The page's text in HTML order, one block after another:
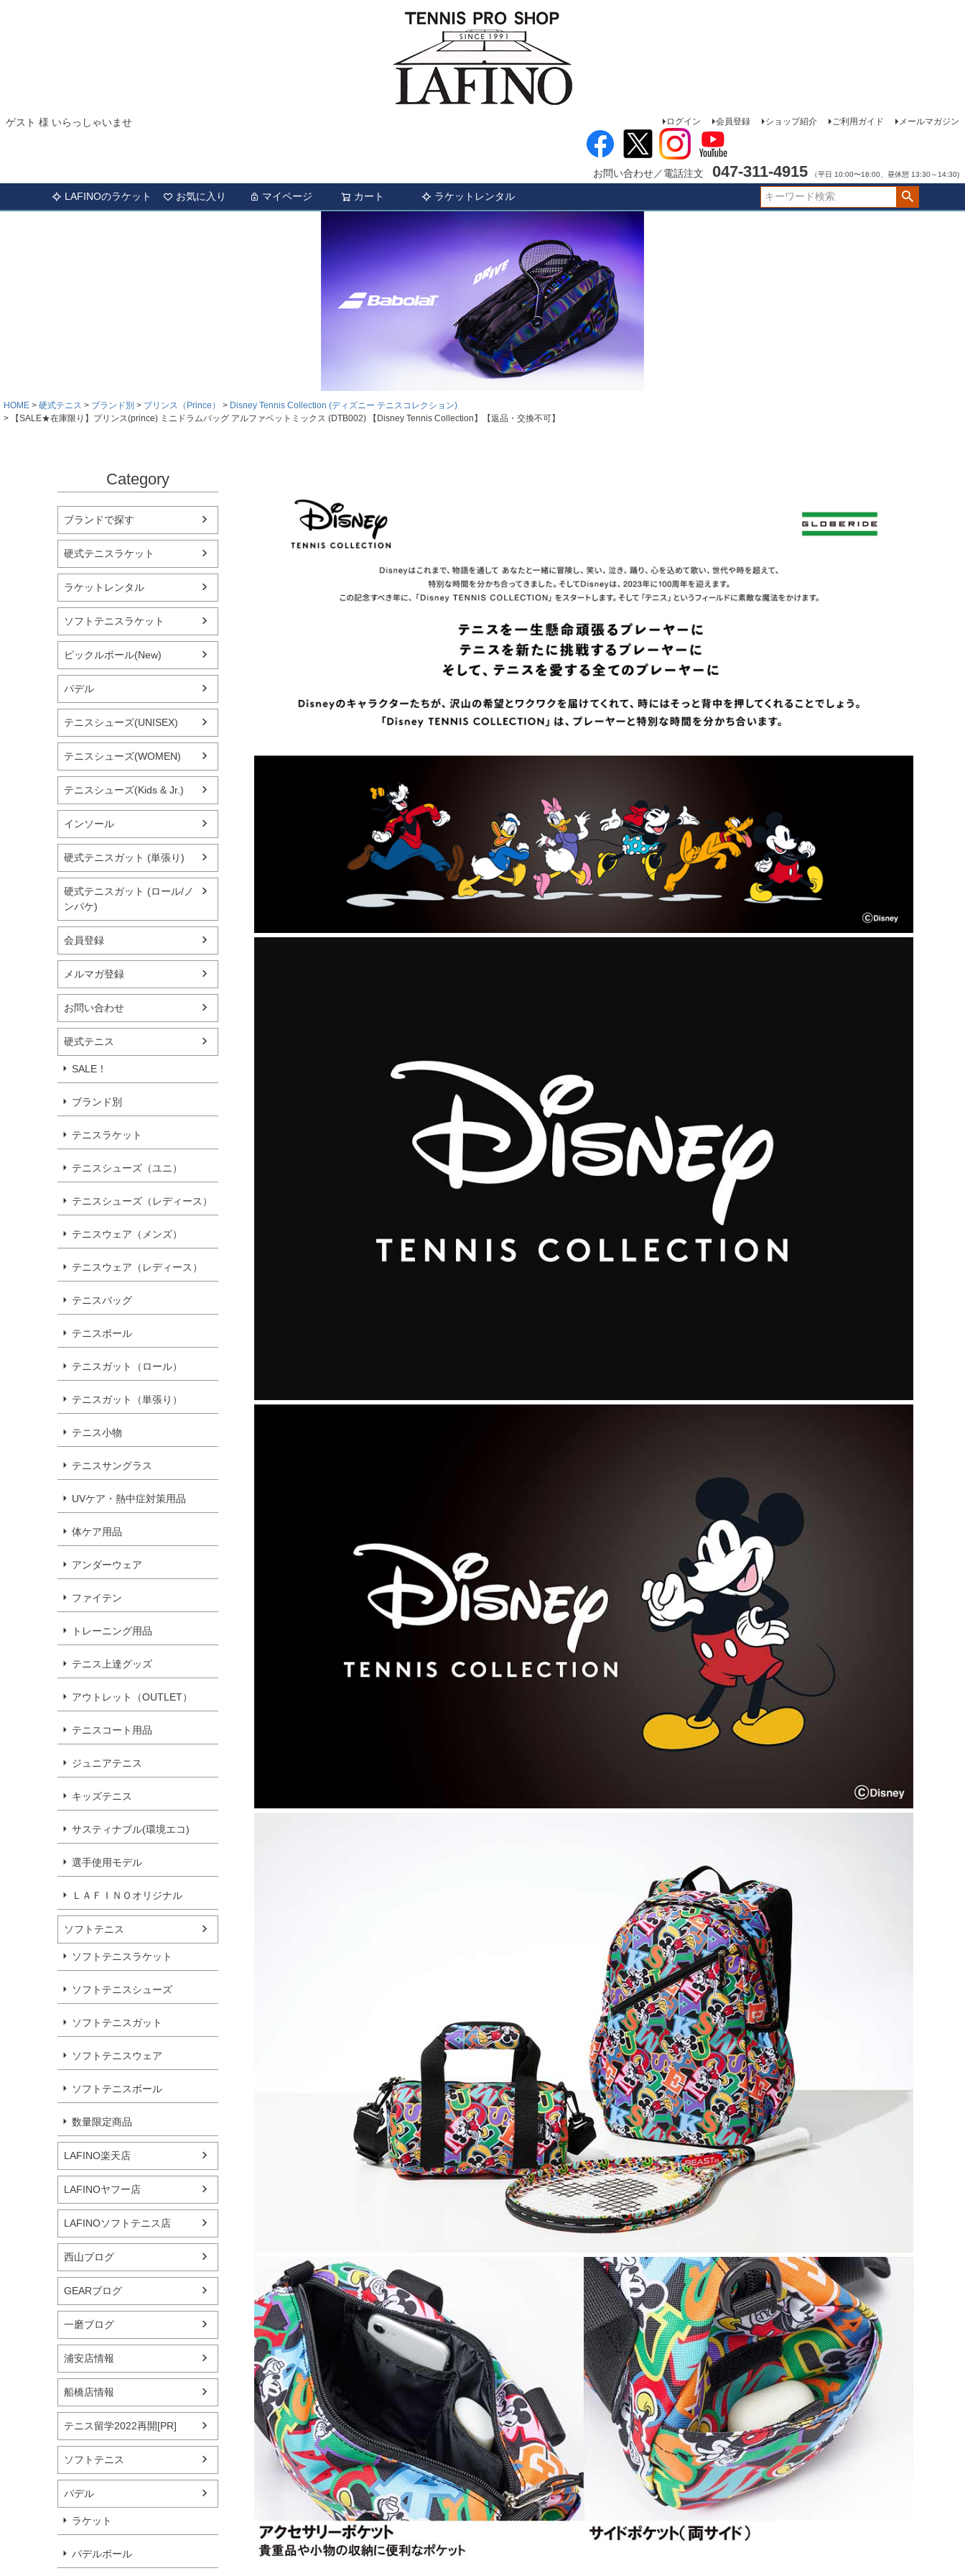
ゲスト 様 いらっしゃいませ ログイン 会員登録 ショップ紹介 ご利用ガイド メールマガジン
お問い合わせ／電話注文 047-311-4915 （平日 10:00〜18:00、昼休憩 13:30～14:30)
LAFINOのラケット お気に入り マイページ カート ラケットレンタル
HOME 硬式テニス ブランド別 プリンス（Prince）
Disney Tennis Collection (ディズニー テニスコレクション)
【SALE★在庫限り】プリンス(prince) ミニドラムバッグ アルファベットミックス (DTB002) 【Disney Tennis Collection】【返品・交換不可】
Category
ブランドで探す
硬式テニスラケット
ラケットレンタル
ソフトテニスラケット
ピックルボール(New)
パデル
テニスシューズ(UNISEX)
テニスシューズ(WOMEN)
テニスシューズ(Kids & Jr.)
インソール
硬式テニスガット (単張り)
硬式テニスガット (ロール/ノ
ンパケ)
会員登録
メルマガ登録
お問い合わせ
硬式テニス
SALE！
ブランド別
テニスラケット
テニスシューズ（ユニ）
テニスシューズ（レディース）
テニスウェア（メンズ）
テニスウェア（レディース）
テニスバッグ
テニスボール
テニスガット（ロール）
テニスガット（単張り）
テニス小物
テニスサングラス
UVケア・熱中症対策用品
体ケア用品
アンダーウェア
ファイテン
トレーニング用品
テニス上達グッズ
アウトレット（OUTLET）
テニスコート用品
ジュニアテニス
キッズテニス
サスティナブル(環境エコ)
選手使用モデル
ＬＡＦＩＮＯオリジナル
ソフトテニス
ソフトテニスラケット
ソフトテニスシューズ
ソフトテニスガット
ソフトテニスウェア
ソフトテニスボール
数量限定商品
LAFINO楽天店
LAFINOヤフー店
LAFINOソフトテニス店
西山ブログ
GEARブログ
一磨ブログ
浦安店情報
船橋店情報
テニス留学2022再開[PR]
ソフトテニス
パデル
ラケット
パデルボール